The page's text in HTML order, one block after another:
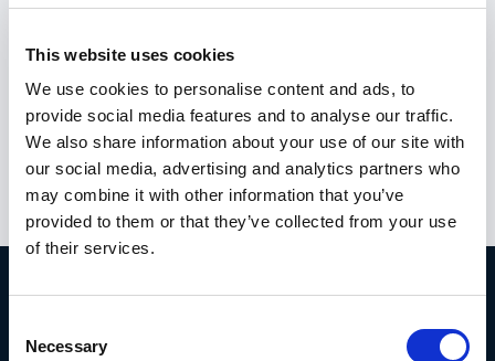
This website uses cookies
We use cookies to personalise content and ads, to
provide social media features and to analyse our traffic.
We also share information about your use of our site with
our social media, advertising and analytics partners who
may combine it with other information that you’ve
provided to them or that they’ve collected from your use
of their services.
Selection
Necessary
sisältyä velvollisuus ilmoittaa kaikista
kuljetusalalla toimivien henkilöiden tekemistä
vaaratilanteista. Koska turvallinen liikenne on
tärkeää, liikenneturvallisuuslainsäädännön
rikkomisesta voidaan määrätä seuraamuksia.
Ryhdy toimeen.